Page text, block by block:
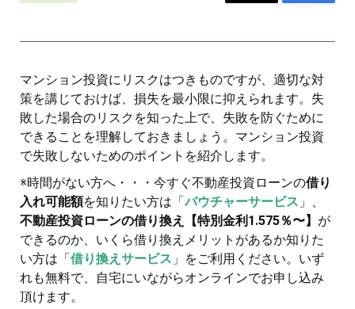
マンション投資にリスクはつきものですが、適切な対
策を講じておけば、損失を最小限に抑えられます。失
敗した場合のリスクを知った上で、失敗を防ぐために
できることを理解しておきましょう。マンション投資
で失敗しないためのポイントを紹介します。
※時間がない方へ・・・今すぐ不動産投資ローンの借り
入れ可能額を知りたい方は「バウチャーサービス 」、
不動産投資ローンの借り換え【特別金利1.575％〜】 が
できるのか、いくら借り換えメリットがあるか知りた
い方は「借り換えサービス 」をご利用ください。いず
れも無料で、自宅にいながらオンラインでお申し込み
頂けます。